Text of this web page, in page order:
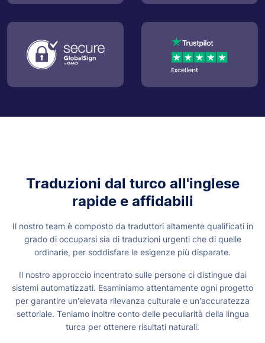
Traduzioni dal turco all'inglese
rapide e affidabili
Il nostro team è composto da traduttori altamente qualificati in
grado di occuparsi sia di traduzioni urgenti che di quelle
ordinarie, per soddisfare le esigenze più disparate.
Il nostro approccio incentrato sulle persone ci distingue dai
sistemi automatizzati. Esaminiamo attentamente ogni progetto
per garantire un'elevata rilevanza culturale e un'accuratezza
settoriale. Teniamo inoltre conto delle peculiarità della lingua
turca per ottenere risultati naturali.